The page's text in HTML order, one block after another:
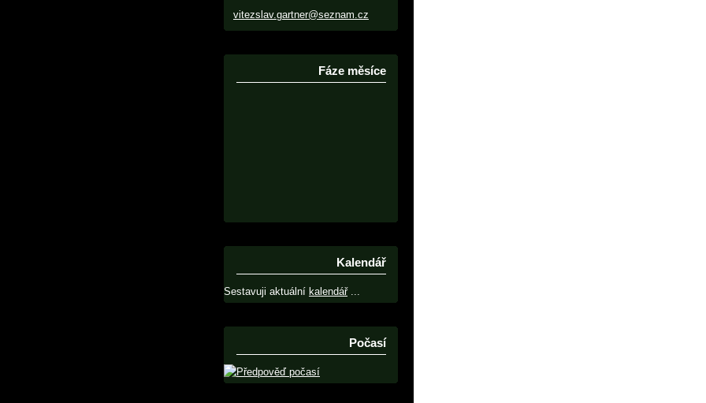
vitezslav.gartner@seznam.cz
Fáze měsíce
Kalendář
Sestavuji aktuální kalendář...
Počasí